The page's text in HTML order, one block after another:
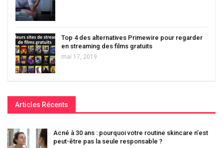
Top 4 des alternatives Primewire pour regarder
en streaming des films gratuits
mai 17, 2019
Articles Récents
Acné à 30 ans : pourquoi votre routine skincare n’est
peut-être pas la seule responsable ?